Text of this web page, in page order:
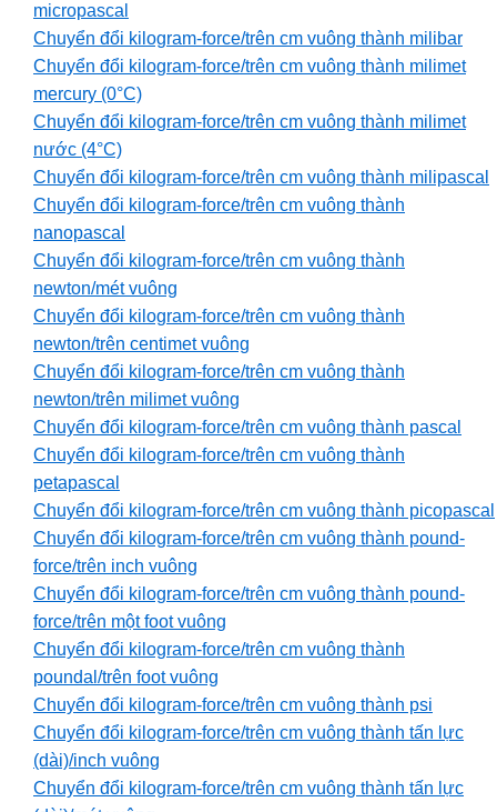
micropascal
Chuyển đổi kilogram-force/trên cm vuông thành milibar
Chuyển đổi kilogram-force/trên cm vuông thành milimet
mercury (0°C)
Chuyển đổi kilogram-force/trên cm vuông thành milimet
nước (4°C)
Chuyển đổi kilogram-force/trên cm vuông thành milipascal
Chuyển đổi kilogram-force/trên cm vuông thành
nanopascal
Chuyển đổi kilogram-force/trên cm vuông thành
newton/mét vuông
Chuyển đổi kilogram-force/trên cm vuông thành
newton/trên centimet vuông
Chuyển đổi kilogram-force/trên cm vuông thành
newton/trên milimet vuông
Chuyển đổi kilogram-force/trên cm vuông thành pascal
Chuyển đổi kilogram-force/trên cm vuông thành
petapascal
Chuyển đổi kilogram-force/trên cm vuông thành picopascal
Chuyển đổi kilogram-force/trên cm vuông thành pound-
force/trên inch vuông
Chuyển đổi kilogram-force/trên cm vuông thành pound-
force/trên một foot vuông
Chuyển đổi kilogram-force/trên cm vuông thành
poundal/trên foot vuông
Chuyển đổi kilogram-force/trên cm vuông thành psi
Chuyển đổi kilogram-force/trên cm vuông thành tấn lực
(dài)/inch vuông
Chuyển đổi kilogram-force/trên cm vuông thành tấn lực